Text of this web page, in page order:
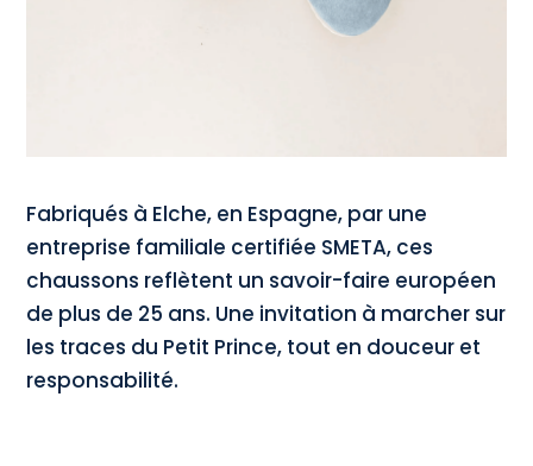
Fabriqués à Elche, en Espagne, par une
entreprise familiale certifiée SMETA, ces
chaussons reflètent un savoir-faire européen
de plus de 25 ans. Une invitation à marcher sur
les traces du Petit Prince, tout en douceur et
responsabilité.